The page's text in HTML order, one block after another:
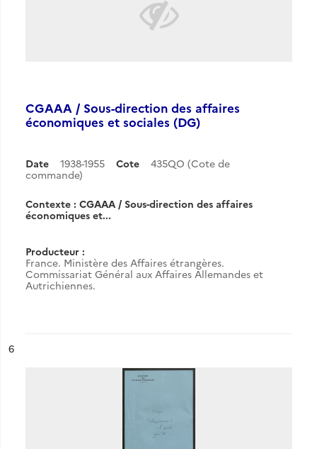
CGAAA / Sous-direction des affaires
économiques et sociales (DG)
Date 1938-1955 Cote
435QO (Cote de
commande)
Contexte : CGAAA / Sous-direction des affaires
économiques et...
Producteur :
France. Ministère des Affaires étrangères.
Commissariat Général aux Affaires Allemandes et
Autrichiennes.
n°
6